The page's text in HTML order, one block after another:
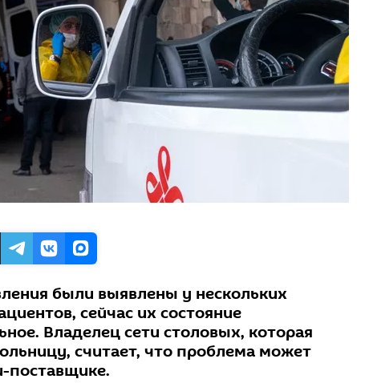
были выявлены у нескольких
сейчас их состояние
Владелец сети столовых, которая
считает, что проблема может
поставщике.